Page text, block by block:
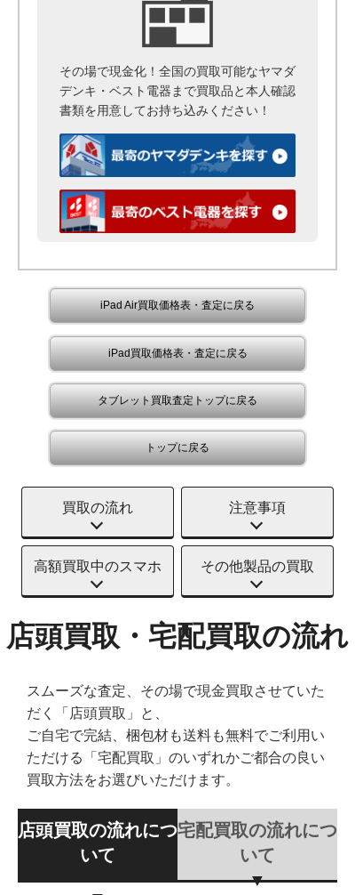
その場で現金化！全国の買取可能なヤマダ
デンキ・ベスト電器まで買取品と本人確認
書類を用意してお持ち込みください！
iPad Air買取価格表・査定に戻る
iPad買取価格表・査定に戻る
タブレット買取査定トップに戻る
トップに戻る
買取の流れ 注意事項
高額買取中のスマホ その他製品の買取
店頭買取・宅配買取の流れ
スムーズな査定、その場で現金買取させていた
だく「店頭買取」と、
ご自宅で完結、梱包材も送料も無料でご利用い
ただける「宅配買取」のいずれかご都合の良い
買取方法をお選びいただけます。
店頭買取の流れにつ
いて
宅配買取の流れにつ
いて